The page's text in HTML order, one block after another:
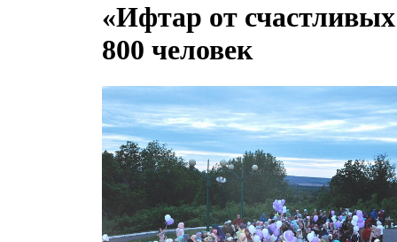
«Ифтар от
800 человек